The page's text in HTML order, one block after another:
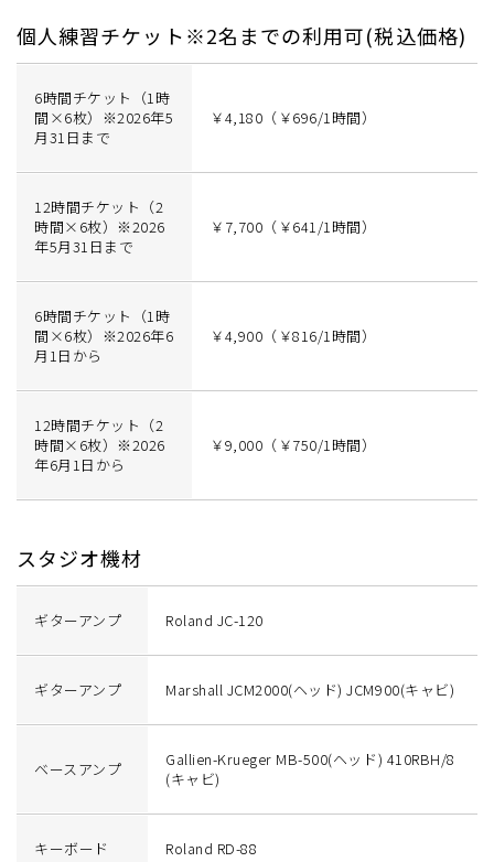
個人練習チケット※2名までの利用可(税込価格)
6時間チケット（1時
間×6枚）※2026年5
月31日まで
￥4,180（￥696/1時間）
12時間チケット（2
時間×6枚）※2026
年5月31日まで
￥7,700（￥641/1時間）
6時間チケット（1時
間×6枚）※2026年6
月1日から
￥4,900（￥816/1時間）
12時間チケット（2
時間×6枚）※2026
年6月1日から
￥9,000（￥750/1時間）
スタジオ機材
ギターアンプ Roland JC-120
ギターアンプ Marshall JCM2000(ヘッド) JCM900(キャビ)
ベースアンプ
Gallien-Krueger MB-500(ヘッド) 410RBH/8
(キャビ)
キーボード Roland RD-88